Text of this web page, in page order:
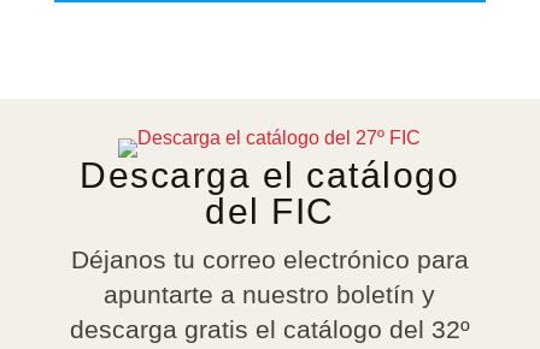
Descarga el catálogo
del FIC
Déjanos tu correo electrónico para
apuntarte a nuestro boletín y
descarga gratis el catálogo del 32º